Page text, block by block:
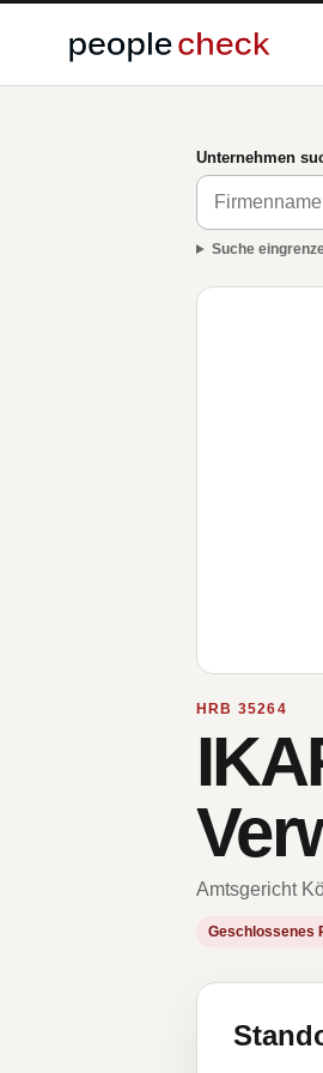
Unternehmen
Suche
HRB 35264
Amtsgericht
Geschlossenes